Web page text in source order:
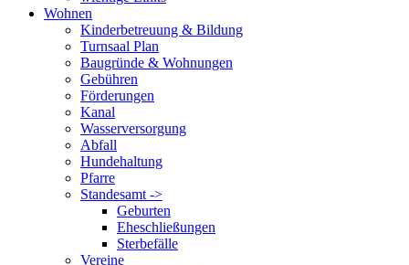
Wohnen
Kinderbetreuung & Bildung
Turnsaal Plan
Baugründe & Wohnungen
Gebühren
Förderungen
Kanal
Wasserversorgung
Abfall
Hundehaltung
Pfarre
Standesamt ->
Geburten
Eheschließungen
Sterbefälle
Vereine